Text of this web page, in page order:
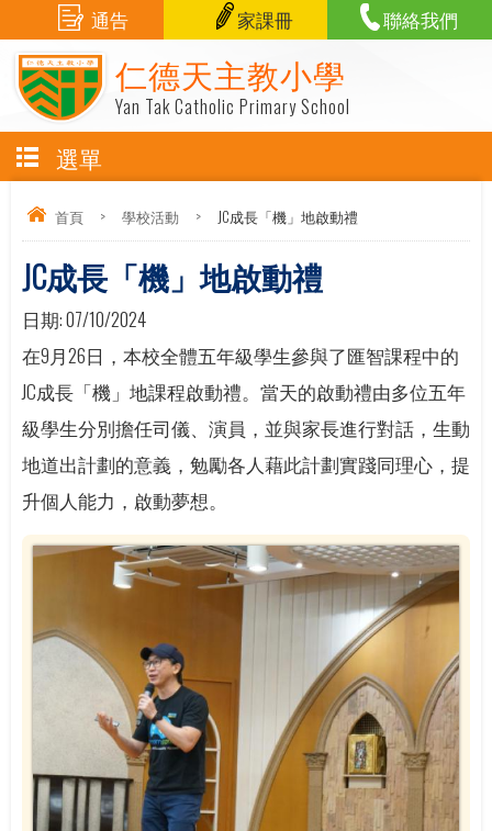
仁德天主教小學
Yan Tak Catholic Primary School
通告 家課冊 聯絡我們
選單
首頁 > 學校活動 > JC成長「機」地啟動禮
JC成長「機」地啟動禮
日期:07/10/2024
在9月26日，本校全體五年級學生參與了匯智課程中的
JC成長「機」地課程啟動禮。當天的啟動禮由多位五年
級學生分別擔任司儀、演員，並與家長進行對話，生動
地道出計劃的意義，勉勵各人藉此計劃實踐同理心，提
升個人能力，啟動夢想。